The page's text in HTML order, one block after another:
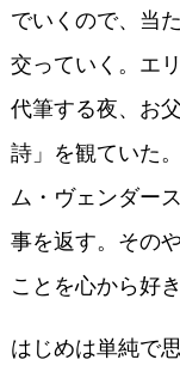
でいくので、当
交っていく。エ
代筆する夜、お
詩」を観ていた
ム・ヴェンダー
事を返す。その
ことを心から好
はじめは単純で